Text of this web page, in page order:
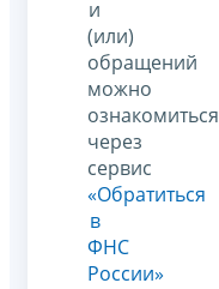
и
(или)
обращений
можно
ознакомиться
через
сервис
«Обратиться
в
ФНС
России»